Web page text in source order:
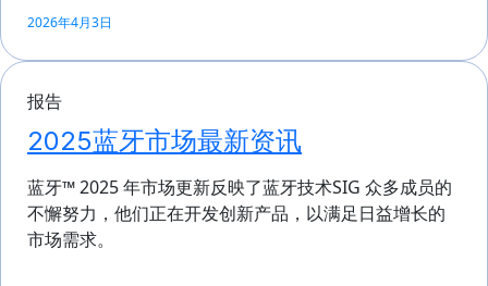
2026年4月3日
报告
2025蓝牙市场最新资讯
蓝牙™ 2025 年市场更新反映了蓝牙技术SIG 众多成员的
不懈努力，他们正在开发创新产品，以满足日益增长的
市场需求。